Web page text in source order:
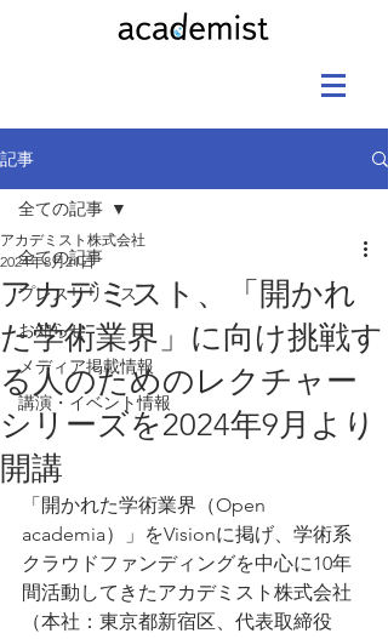
記事
全ての記事
プレスリリース
お知らせ
メディア掲載情報
講演・イベント情報
全ての記事
アカデミスト、「開かれ
た学術業界」に向け挑戦す
る人のためのレクチャー
シリーズを2024年9月より
開講
アカデミスト株式会社
2024年8月21日
「開かれた学術業界（Open
academia）」をVisionに掲げ、学術系
クラウドファンディングを中心に10年
間活動してきたアカデミスト株式会社
（本社：東京都新宿区、代表取締役